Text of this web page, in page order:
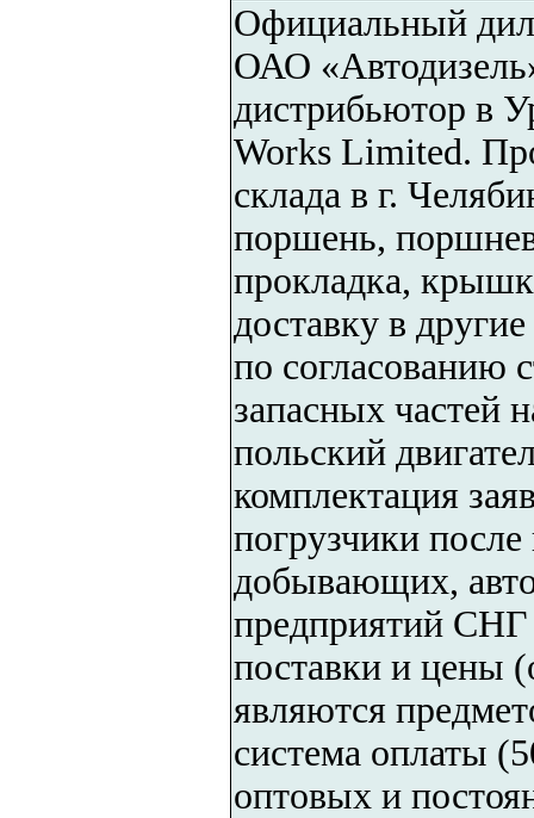
Официальный
ОАО
дистрибьютор в
Works Limited.
склада в г.
поршень,
прокладка,
доставку в
по согласованию
запасных частей
польский
комплектация
погрузчики
добывающих,
предприятий СНГ
поставки и цены
являются
система оплаты
оптовых и